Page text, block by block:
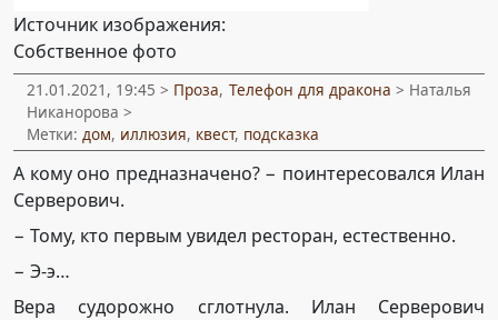
Источник изображения:
Собственное фото
21.01.2021, 19:45 > Проза, Телефон для дракона > Наталья
Никанорова >
Метки: дом, иллюзия, квест, подсказка
А кому оно предназначено? − поинтересовался Илан
Серверович.
− Тому, кто первым увидел ресторан, естественно.
− Э-э…
Вера судорожно сглотнула. Илан Серверович